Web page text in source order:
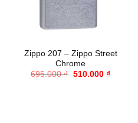
Zippo 207 – Zippo Street
Chrome
695.000₫ Giá
510.000 ₫Giá